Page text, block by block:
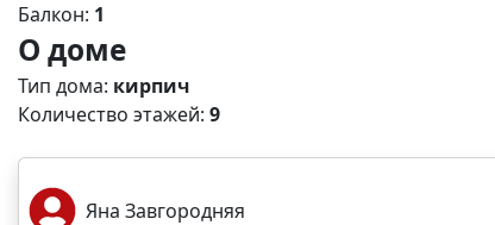
Балкон: 1
О доме
Тип дома: кирпич
Количество этажей: 9
Яна Завгородняя